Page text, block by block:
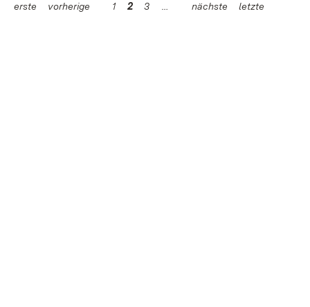
erste vorherige 1 2 3 nächste letzte